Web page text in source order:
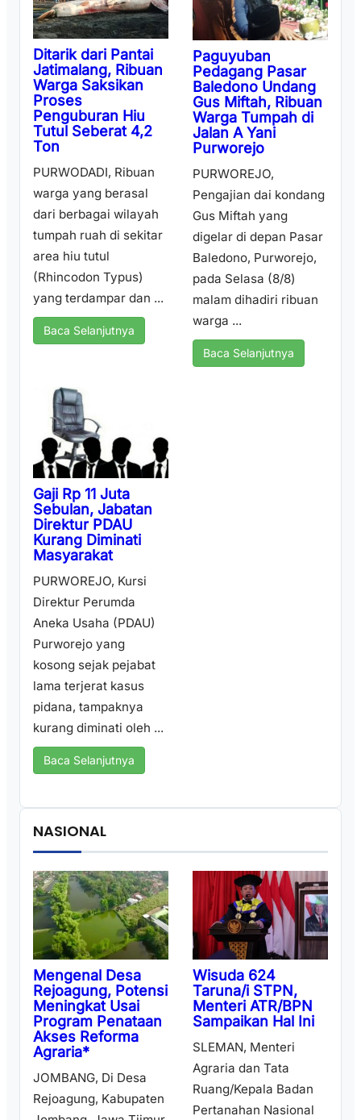
Ditarik dari Pantai
Jatimalang, Ribuan
Warga Saksikan
Proses
Penguburan Hiu
Tutul Seberat 4,2
Ton
PURWODADI, Ribuan
warga yang berasal
dari berbagai wilayah
tumpah ruah di sekitar
area hiu tutul
(Rhincodon Typus)
yang terdampar dan ...
Baca Selanjutnya
Paguyuban
Pedagang Pasar
Baledono Undang
Gus Miftah, Ribuan
Warga Tumpah di
Jalan A Yani
Purworejo
PURWOREJO,
Pengajian dai kondang
Gus Miftah yang
digelar di depan Pasar
Baledono, Purworejo,
pada Selasa (8/8)
malam dihadiri ribuan
warga ...
Baca Selanjutnya
Gaji Rp 11 Juta
Sebulan, Jabatan
Direktur PDAU
Kurang Diminati
Masyarakat
PURWOREJO, Kursi
Direktur Perumda
Aneka Usaha (PDAU)
Purworejo yang
kosong sejak pejabat
lama terjerat kasus
pidana, tampaknya
kurang diminati oleh ...
Baca Selanjutnya
NASIONAL
Mengenal Desa
Rejoagung, Potensi
Meningkat Usai
Program Penataan
Akses Reforma
Agraria*
JOMBANG, Di Desa
Rejoagung, Kabupaten
Wisuda 624
Taruna/i STPN,
Menteri ATR/BPN
Sampaikan Hal Ini
SLEMAN, Menteri
Agraria dan Tata
Ruang/Kepala Badan
Pertanahan Nasional